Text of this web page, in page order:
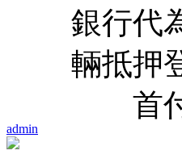
admin
銀行代
輛抵押
首付